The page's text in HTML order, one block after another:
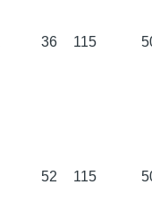
36 115
52 115